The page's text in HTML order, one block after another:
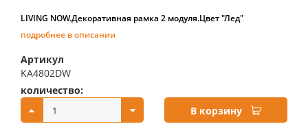
LIVING NOW.Декоративная рамка 2 модуля.Цвет "Лед"
подробнее в описании
Артикул
KA4802DW
количество:
В корзину